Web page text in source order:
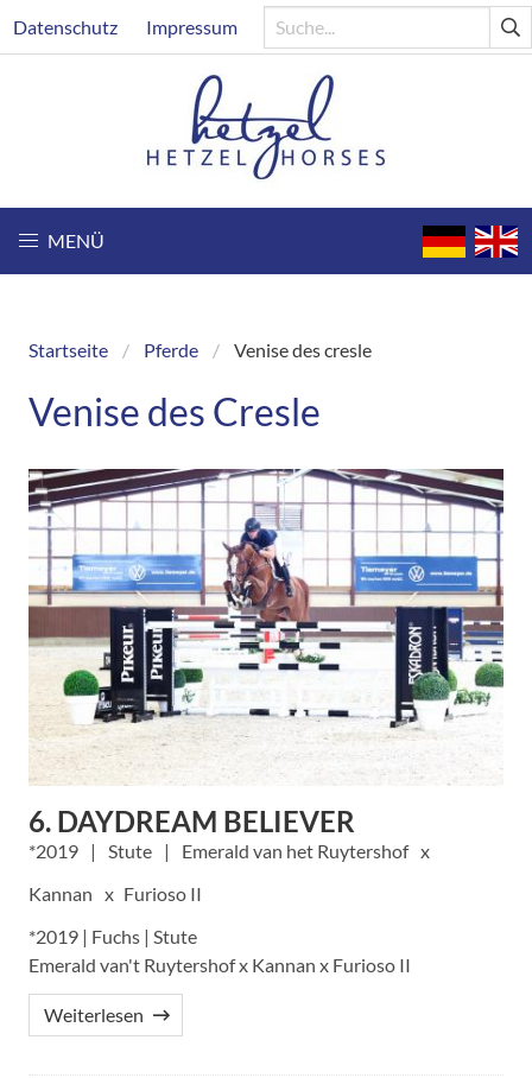
zum
Header
Datenschutz Impressum
MENÜ
Breadcrumb
Startseite Pferde Venise des cresle
Venise des Cresle
6. DAYDREAM BELIEVER
2019 Stute
Emerald van het Ruytershof
Kannan
Furioso II
*2019 | Fuchs | Stute
Emerald van't Ruytershof x Kannan x Furioso II
Weiterlesen